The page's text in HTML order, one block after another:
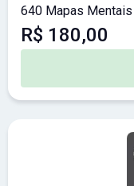
640 Mapas
R$ 180,00